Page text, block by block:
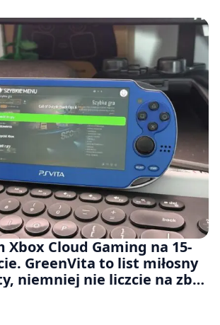
Xbox Cloud Gaming na 15-
GreenVita to list miłosny
niemniej nie liczcie na zbyt